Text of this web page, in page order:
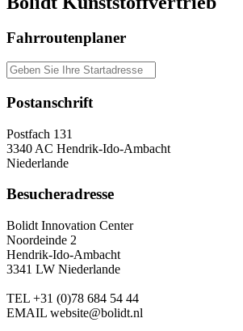
Fahrroutenplaner
Postanschrift
Postfach 131
3340 AC Hendrik-Ido-Ambacht
Niederlande
Besucheradresse
Bolidt Innovation Center
Noordeinde 2
Hendrik-Ido-Ambacht
3341 LW Niederlande
TEL +31 (0)78 684 54 44
EMAIL website@bolidt.nl